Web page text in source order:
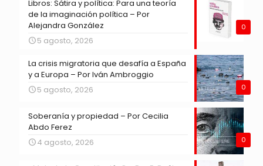
0
Libros: Sátira y política: Para una teoría
de la imaginación política – Por
Alejandra González
5 agosto, 2026
0
La crisis migratoria que desafía a España
y a Europa – Por Iván Ambroggio
5 agosto, 2026
0
Soberanía y propiedad – Por Cecilia
Abdo Ferez
4 agosto, 2026